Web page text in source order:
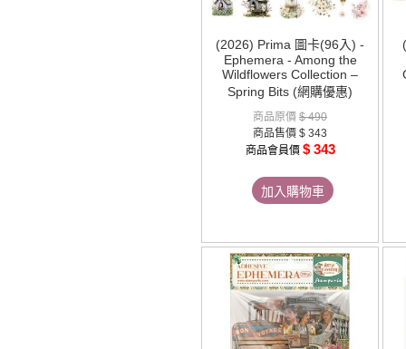
(2026) Prima 圖卡(96入) -
Ephemera - Among the
Wildflowers Collection –
Spring Bits (網購優惠)
商品原價 $ 490
商品售價 $ 343
商品會員價 $ 343
加入購物車